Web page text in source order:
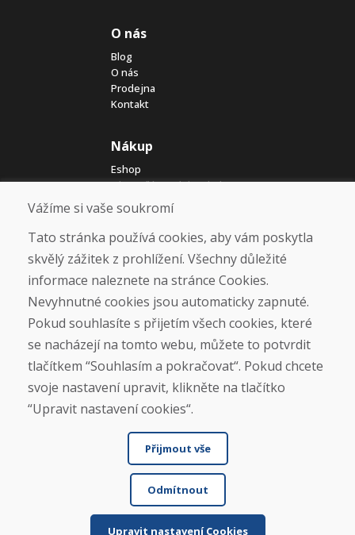
O nás
Blog
O nás
Prodejna
Kontakt
Nákup
Eshop
Jak posíláme elektrokola
Obchodní podmínky
Doprava
Platba
Vrácení a výměna zboží
Ochrana osobních údajů
Cookies
Sociální sítě
© DOMIVOSPORT 2026, všechna práva vyhrazena
Vážíme si vaše soukromí
Tato stránka používá cookies, aby vám poskytla
skvělý zážitek z prohlížení. Všechny důležité
informace naleznete na stránce Cookies.
Nevyhnutné cookies jsou automaticky zapnuté.
Pokud souhlasíte s přijetím všech cookies, které
se nacházejí na tomto webu, můžete to potvrdit
tlačítkem “Souhlasím a pokračovat“. Pokud chcete
svoje nastavení upravit, klikněte na tlačítko
“Upravit nastavení cookies“.
Přijmout vše
Odmítnout
Upravit nastavení Cookies